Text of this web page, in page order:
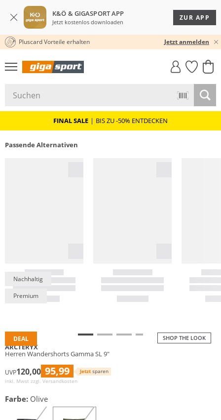
K&Ö & GIGASPORT APP
Jetzt kostenlos downloaden
ZUR APP
30 TAGE RÜCKGABERECHT
Pluscard Vorteile erhalten Jetzt anmelden
GIGASTYLE
FAHRRAD­
MUST-HAVE
FINAL SALE | BIS ZU -50% ENTDECKEN
Passende Alternativen
SHOP THE LOOK
DEAL
Nachhaltig
Premium
ARCTERYX
Herren Wandershorts Gamma SL 9"
UVP120,00 95,99 Jetzt sparen
inkl. Mwst zzgl. Versandkosten
Farbe: Olive